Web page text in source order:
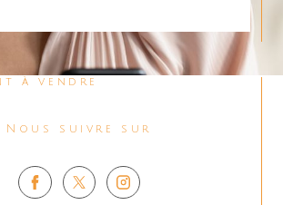
à vendre
Nous suivre sur